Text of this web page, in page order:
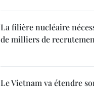
La filière nucléaire
de milliers de
Le Vietnam va étendre